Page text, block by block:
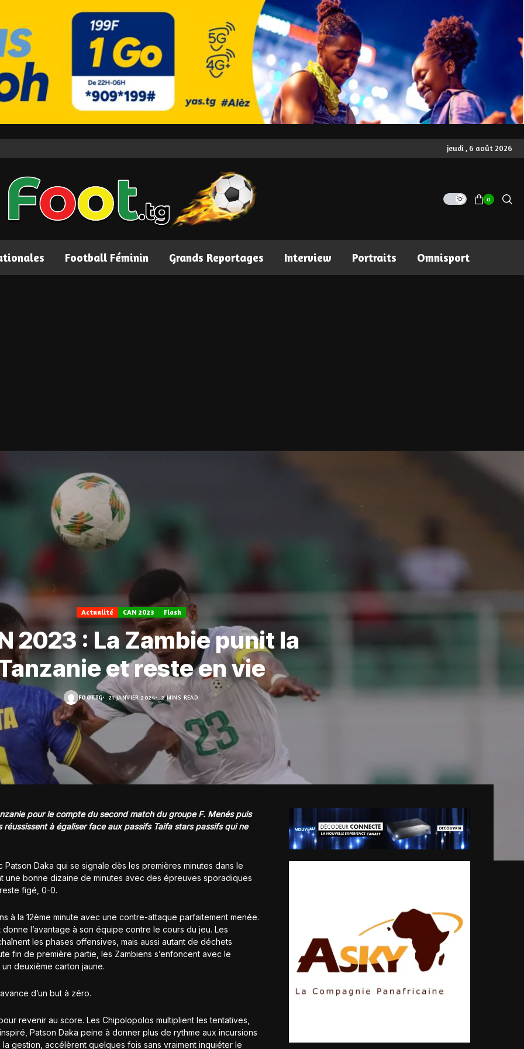
jeudi , 6 août 2026
0
Football Féminin Grands Reportages Interview Portraits Omnisport
Actualité CAN 2023 Flash
2023 : La Zambie punit la
et reste en vie
FOOT.TG 21 JANVIER 2024 2 MINS READ
pour le compte du second match du groupe F. Menés puis
à égaliser face aux passifs Taifa stars passifs qui ne
Daka qui se signale dès les premières minutes dans le
une bonne dizaine de minutes avec des épreuves sporadiques
figé, 0-0.
à la 12ème minute avec une contre-attaque parfaitement menée.
l’avantage à son équipe contre le cours du jeu. Les
les phases offensives, mais aussi autant de déchets
fin de première partie, les Zambiens s’enfoncent avec le
deuxième carton jaune.
d’un but à zéro.
revenir au score. Les Chipolopolos multiplient les tentatives,
Patson Daka peine à donner plus de rythme aux incursions
gestion, accélèrent quelques fois sans vraiment inquiéter le